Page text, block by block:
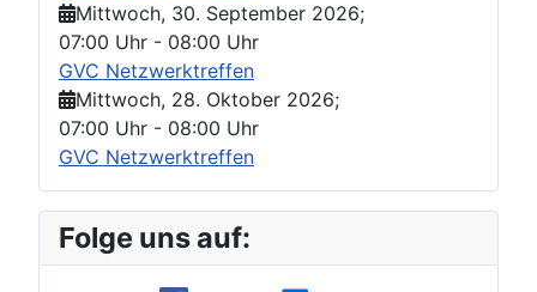
Mittwoch, 30. September 2026;
07:00 Uhr - 08:00 Uhr
GVC Netzwerktreffen
Mittwoch, 28. Oktober 2026;
07:00 Uhr - 08:00 Uhr
GVC Netzwerktreffen
Folge uns auf: